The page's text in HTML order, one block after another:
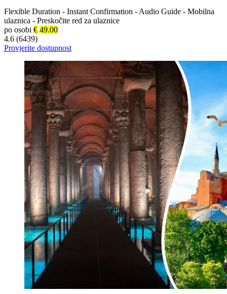
Flexible Duration - Instant Confirmation - Audio Guide - Mobilna
ulaznica - Preskočite red za ulaznice
po osobi € 49.00
4.6 (6439)
Provjerite dostupnost